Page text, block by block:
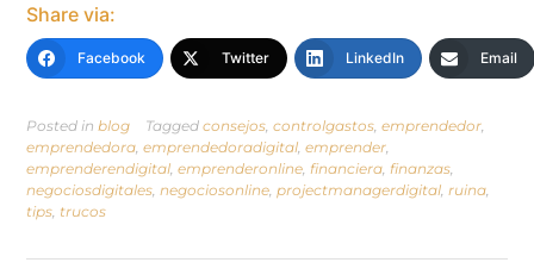
Share via:
Facebook Twitter LinkedIn Email
Posted in blog Tagged consejos controlgastos emprendedor
emprendedora emprendedoradigital emprender
emprenderendigital emprenderonline financiera finanzas
negociosdigitales negociosonline projectmanagerdigital ruina
tips trucos